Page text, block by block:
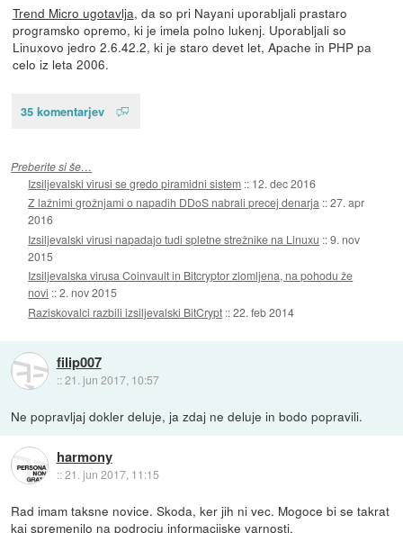
Trend Micro ugotavlja, da so pri Nayani uporabljali prastaro
programsko opremo, ki je imela polno lukenj. Uporabljali so
Linuxovo jedro 2.6.42.2, ki je staro devet let, Apache in PHP pa
celo iz leta 2006.
35 komentarjev
Preberite si še…
Izsiljevalski virusi se gredo piramidni sistem :: 12. dec 2016
Z lažnimi grožnjami o napadih DDoS nabrali precej denarja ::27. apr
2016
Izsiljevalski virusi napadajo tudi spletne strežnike na Linuxu ::9. nov
2015
Izsiljevalska virusa Coinvault in Bitcryptor zlomljena, na pohodu že
novi ::2. nov 2015
Raziskovalci razbili izsiljevalski BitCrypt ::22. feb 2014
filip007
::21. jun 2017, 10:57
Ne popravljaj dokler deluje, ja zdaj ne deluje in bodo popravili.
harmony
::21. jun 2017, 11:15
Rad imam taksne novice. Skoda, ker jih ni vec. Mogoce bi se takrat
kaj spremenilo na podrocju informacijske varnosti.